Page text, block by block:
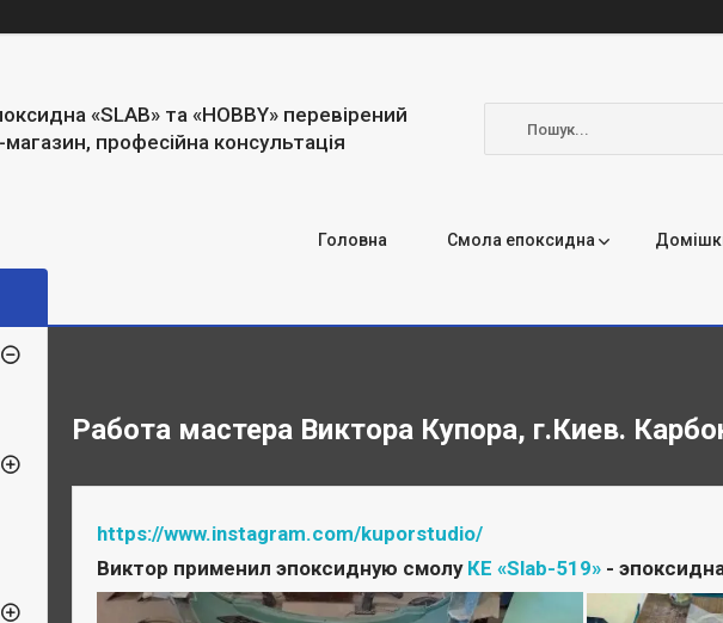
«SLAB» та «HOBBY» перевірений
магазин, професійна консультація
Головна Смола епоксидна
Работа мастера Виктора Купора, г.Киев.
https://www.instagram.com/kuporstudio/
Виктор применил эпоксидную смолу КЕ «Slab-519» -